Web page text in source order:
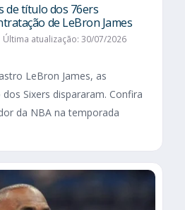
de título dos 76ers
de LeBron James
Última atualização: 30/07/2026
LeBron James, as
Sixers dispararam. Confira
da NBA na temporada